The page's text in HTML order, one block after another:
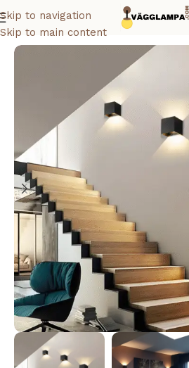
Skip to navigation
Skip to main content
Hem